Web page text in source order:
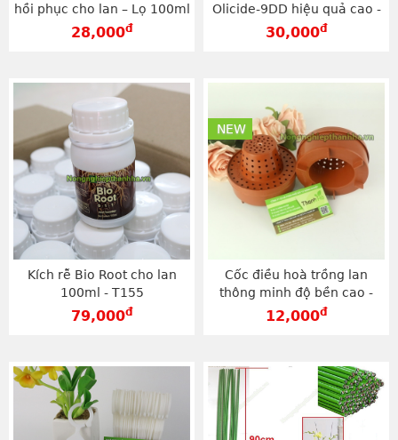
hồi phục cho lan – Lọ 100ml
- T162
28,000đ
Olicide-9DD hiệu quả cao -
T19
30,000đ
Kích rễ Bio Root cho lan
100ml - T155
79,000đ
Cốc điều hoà trồng lan
thông minh độ bền cao -
D127
12,000đ
NEW